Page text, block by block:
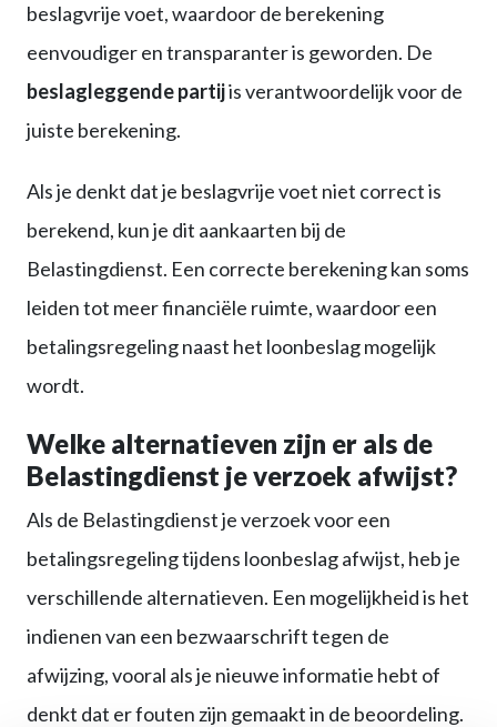
beslagvrije voet, waardoor de berekening
eenvoudiger en transparanter is geworden. De
beslagleggende partijis verantwoordelijk voor de
juiste berekening.
Als je denkt dat je beslagvrije voet niet correct is
berekend, kun je dit aankaarten bij de
Belastingdienst. Een correcte berekening kan soms
leiden tot meer financiële ruimte, waardoor een
betalingsregeling naast het loonbeslag mogelijk
wordt.
Welke alternatieven zijn er als de
Belastingdienst je verzoek afwijst?
Als de Belastingdienst je verzoek voor een
betalingsregeling tijdens loonbeslag afwijst, heb je
verschillende alternatieven. Een mogelijkheid is het
indienen van een bezwaarschrift tegen de
afwijzing, vooral als je nieuwe informatie hebt of
denkt dat er fouten zijn gemaakt in de beoordeling.